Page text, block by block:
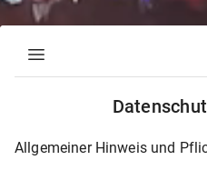
menu
Allgemeiner Hinweis und